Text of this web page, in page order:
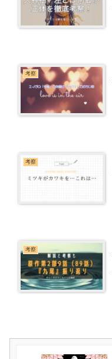
考察
考察
考察